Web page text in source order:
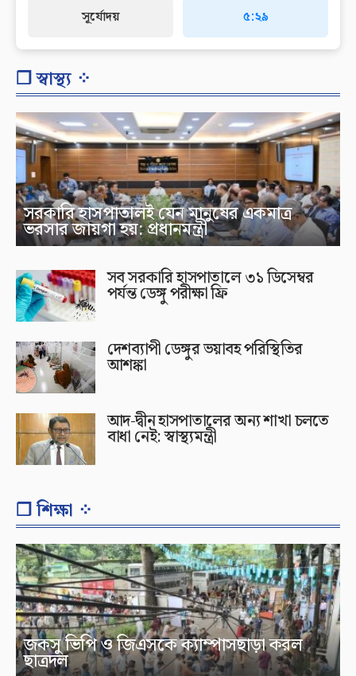
সূর্যোদয়
৫:২৯
❐ স্বাস্থ্য ⁘
সরকারি হাসপাতালই যেন মানুষের একমাত্র
ভরসার জায়গা হয়: প্রধানমন্ত্রী
সব সরকারি হাসপাতালে ৩১ ডিসেম্বর
পর্যন্ত ডেঙ্গু পরীক্ষা ফ্রি
দেশব্যাপী ডেঙ্গুর ভয়াবহ পরিস্থিতির
আশঙ্কা
আদ-দ্বীন হাসপাতালের অন্য শাখা চলতে
বাধা নেই: স্বাস্থ্যমন্ত্রী
❐ শিক্ষা ⁘
জকসু ভিপি ও জিএসকে ক্যাম্পাসছাড়া করল
ছাত্রদল